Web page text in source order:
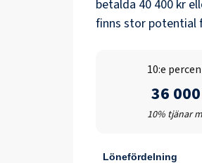
betalda 40 400 kr
finns stor potential
10:e
36
10% tjänar
Lönefördelning